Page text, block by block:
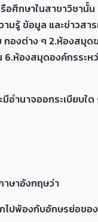
อศึกษาในสาขาวิชา
รู้ ข้อมูล และข่าวสา
กองต่าง ๆ 2.ห้องสมุ
องสมุดองค์กรระหว่
าจออกระเบียบใด
ษาอังกฤษว่า
ไปพ้องกับอักษรย่อข